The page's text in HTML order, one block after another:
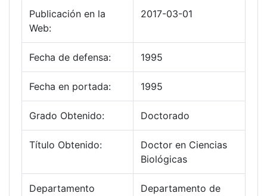
Publicación en la
Web:
2017-03-01
Fecha de defensa: 1995
Fecha en portada: 1995
Grado Obtenido: Doctorado
Título Obtenido:
Doctor en Ciencias
Biológicas
Departamento
Departamento de